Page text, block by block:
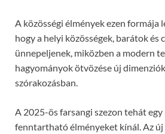
A közösségi élmények ezen formája
hogy a helyi közösségek, barátok és
ünnepeljenek, miközben a modern
hagyományok ötvözése új
szórakozásban.
A 2025-ös farsangi szezon tehát egy
fenntartható élményeket kínál. Az új